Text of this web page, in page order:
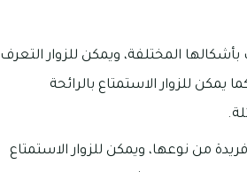
المختلفة، ويمكن للزوار التعرف
للزوار الاستمتاع بالرائحة
من نوعها، ويمكن للزوار الاستمتاع